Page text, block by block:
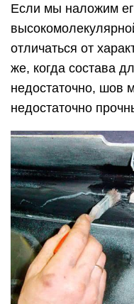
Если мы наложим
отличаться от
же, когда состава
недостаточно, шов
недостаточно